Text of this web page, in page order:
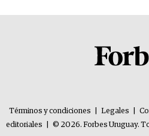
Términos y condiciones Legales
editoriales
© 2026. Forbes Uruguay.